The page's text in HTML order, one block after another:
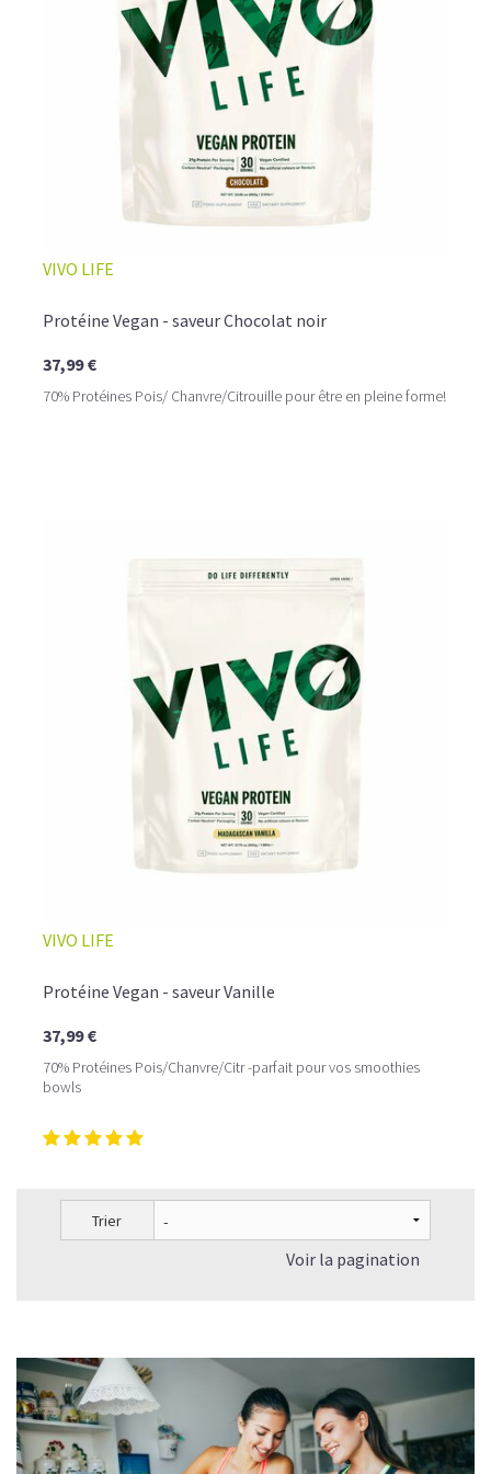
☕ LATTE MACCHIATO GLACÉ
Un café riche avec un soupçon de caramel pour un
moment de pure détente… ou de concentration avant le
Une énergie immédiate et stable, sans pic de glycémie,
qui vous accompagne toute la matinée et un allié parfait
Pour ceux qui veulent retrouver le plaisir d’un vrai café
glacé, sans se sentir lourd ni affamé.
🍯 CAFÉ FRAPPÉ AU CARAMEL PROTÉINÉ
LE PLAISIR D’UN DESSERT GLACÉ, SANS LE SUCRE EN
TROP
VIVO LIFE
Protéine Vegan - saveur Chocolat noir
37,99 €
70% Protéines Pois/ Chanvre/Citrouille pour être en pleine forme!
VIVO LIFE
Protéine Vegan - saveur Vanille
37,99 €
70% Protéines Pois/Chanvre/Citr -parfait pour vos smoothies
bowls
Trier
Voir la pagination